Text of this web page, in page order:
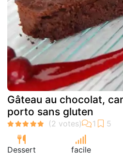
Gâteau au chocolat,
porto sans gluten
Dessert facile